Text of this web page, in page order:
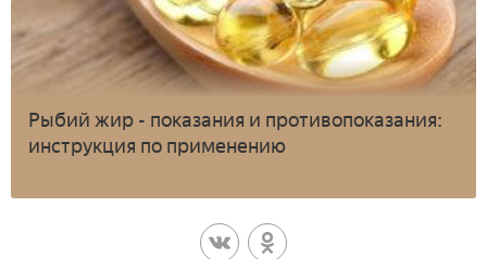
Рыбий жир - показания и противопоказания:
инструкция по применению